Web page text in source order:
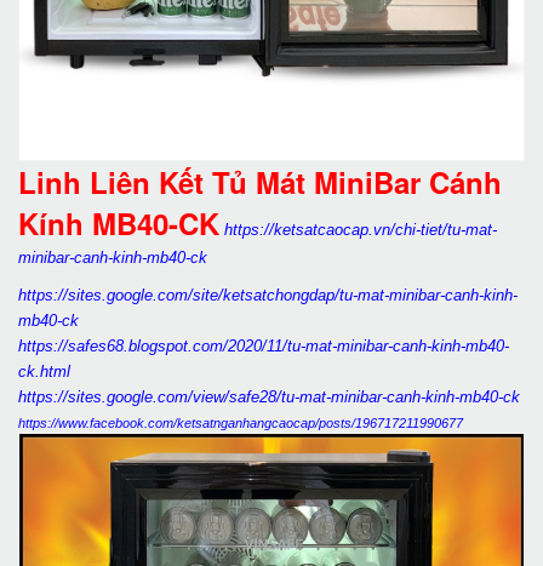
Linh Liên Kết Tủ Mát MiniBar Cánh
Kính MB40-CK https://ketsatcaocap.vn/chi-tiet/tu-mat-
minibar-canh-kinh-mb40-ck
https://sites.google.com/site/ketsatchongdap/tu-mat-minibar-canh-kinh-
mb40-ck
https://safes68.blogspot.com/2020/11/tu-mat-minibar-canh-kinh-mb40-
ck.html
https://sites.google.com/view/safe28/tu-mat-minibar-canh-kinh-mb40-ck
https://www.facebook.com/ketsatnganhangcaocap/posts/196717211990677